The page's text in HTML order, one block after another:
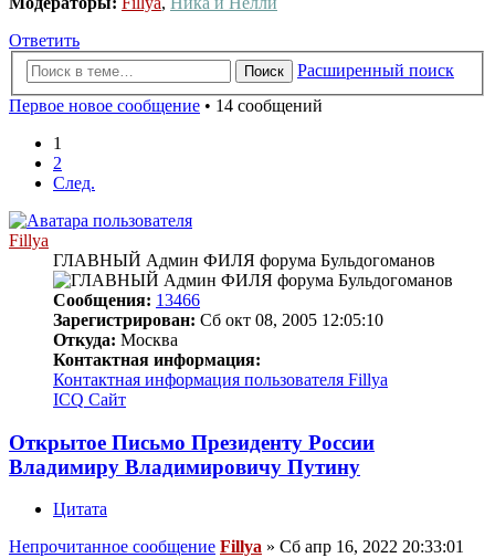
Ответить
Поиск
Расширенный поиск
Первое новое сообщение • 14 сообщений
1
2
След.
Fillya
ГЛАВНЫЙ Админ ФИЛЯ форума Бульдогоманов
Сообщения: 13466
Зарегистрирован: Сб окт 08, 2005 12:05:10
Откуда: Москва
Контактная информация:
Контактная информация пользователя Fillya
ICQ Сайт
Открытое Письмо Президенту России
Владимиру Владимировичу Путину
Цитата
Непрочитанное сообщение Fillya » Сб апр 16, 2022 20:33:01